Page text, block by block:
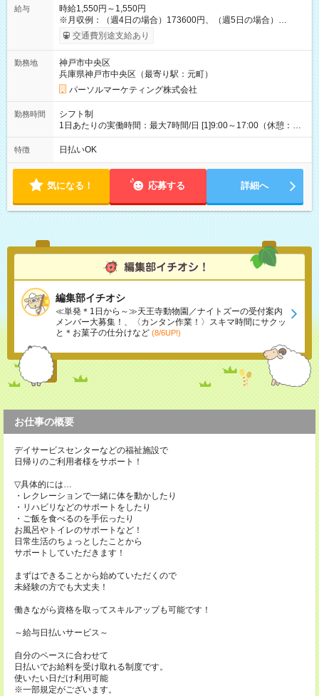
給与
時給1,550円～1,550円
※月収例：（週4日の場合）173600円、（週5日の場合）
217000円 【試用期間】試用期間なし
交通費別途支給あり
勤務地
神戸市中央区
兵庫県神戸市中央区（最寄り駅：元町）
パーソルマーケティング株式会社
勤務時間
シフト制
1日あたりの実働時間：最大7時間/日 [1]9:00～17:00（休憩：1
時間） [2]11:00～19:00（休憩：1時間） [3]10:00～18:00（休
憩：1時間） 週4日～週5日シフト相談OK ※土日どちらか休み、
日祝/10～18時（実働7hシフト制）
特徴 日払いOK
気になる！ 応募する 詳細へ
編集部イチオシ
≪単発＊1日から～≫天王寺動物園／ナイトズーの受付案内
メンバー大募集！、〈カンタン作業！〉スキマ時間にサクッ
と＊お菓子の仕分けなど (8/6UP!)
お仕事の概要
デイサービスセンターなどの福祉施設で
日帰りのご利用者様をサポート！
▽具体的には…
・レクレーションで一緒に体を動かしたり
・リハビリなどのサポートをしたり
・ご飯を食べるのを手伝ったり
お風呂やトイレのサポートなど！
日常生活のちょっとしたことから
サポートしていただきます！
まずはできることから始めていただくので
未経験の方でも大丈夫！
働きながら資格を取ってスキルアップも可能です！
～給与日払いサービス～
自分のペースに合わせて
日払いでお給料を受け取れる制度です。
使いたい日だけ利用可能
※一部規定がございます。